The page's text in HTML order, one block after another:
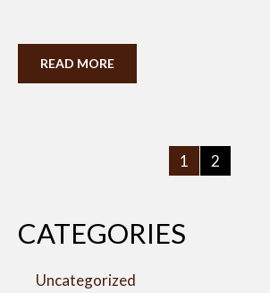
READ MORE
1 2
CATEGORIES
Uncategorized